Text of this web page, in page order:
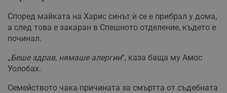
Според майката на Харис синът ѝ се е прибрал у дома,
а след това е закаран в Спешното отделение, където е
починал.
„Беше здрав, нямаше алергии“, каза баща му Амос
Уолобах.
Семейството чака причината за смъртта от съдебната